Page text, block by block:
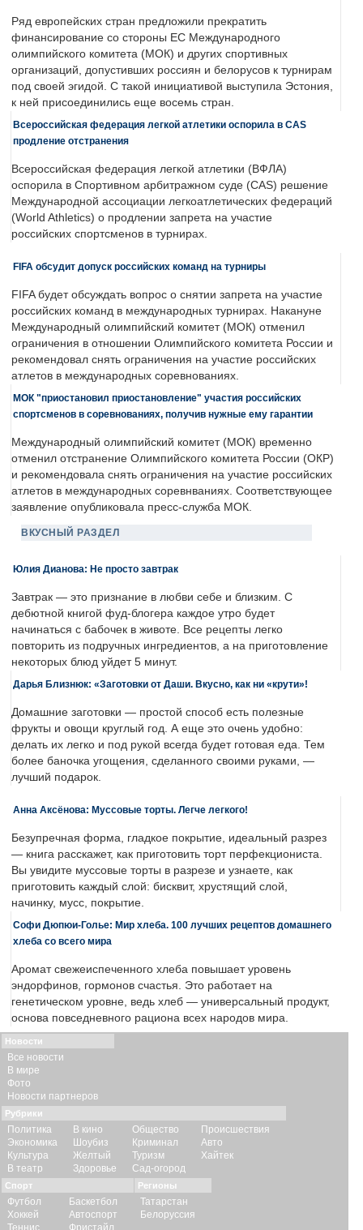
Ряд европейских стран предложили прекратить
финансирование со стороны ЕС Международного
олимпийского комитета (МОК) и других спортивных
организаций, допустивших россиян и белорусов к турнирам
под своей эгидой. С такой инициативой выступила Эстония,
к ней присоединились еще восемь стран.
Всероссийская федерация легкой атлетики оспорила в CAS
продление отстранения
Всероссийская федерация легкой атлетики (ВФЛА)
оспорила в Спортивном арбитражном суде (CAS) решение
Международной ассоциации легкоатлетических федераций
(World Athletics) о продлении запрета на участие
российских спортсменов в турнирах.
FIFA обсудит допуск российских команд на турниры
FIFA будет обсуждать вопрос о снятии запрета на участие
российских команд в международных турнирах. Накануне
Международный олимпийский комитет (МОК) отменил
ограничения в отношении Олимпийского комитета России и
рекомендовал снять ограничения на участие российских
атлетов в международных соревнованиях.
МОК "приостановил приостановление" участия российских
спортсменов в соревнованиях, получив нужные ему гарантии
Международный олимпийский комитет (МОК) временно
отменил отстранение Олимпийского комитета России (ОКР)
и рекомендовала снять ограничения на участие российских
атлетов в международных соревнваниях. Соответствующее
заявление опубликовала пресс-служба МОК.
ВКУСНЫЙ РАЗДЕЛ
Юлия Дианова: Не просто завтрак
Завтрак — это признание в любви себе и близким. С
дебютной книгой фуд-блогера каждое утро будет
начинаться с бабочек в животе. Все рецепты легко
повторить из подручных ингредиентов, а на приготовление
некоторых блюд уйдет 5 минут.
Дарья Близнюк: «Заготовки от Даши. Вкусно, как ни «крути»!
Домашние заготовки — простой способ есть полезные
фрукты и овощи круглый год. А еще это очень удобно:
делать их легко и под рукой всегда будет готовая еда. Тем
более баночка угощения, сделанного своими руками, —
лучший подарок.
Анна Аксёнова: Муссовые торты. Легче легкого!
Безупречная форма, гладкое покрытие, идеальный разрез
— книга расскажет, как приготовить торт перфекциониста.
Вы увидите муссовые торты в разрезе и узнаете, как
приготовить каждый слой: бисквит, хрустящий слой,
начинку, мусс, покрытие.
Софи Дюпюи-Голье: Мир хлеба. 100 лучших рецептов домашнего
хлеба со всего мира
Аромат свежеиспеченного хлеба повышает уровень
эндорфинов, гормонов счастья. Это работает на
генетическом уровне, ведь хлеб — универсальный продукт,
основа повседневного рациона всех народов мира.
Новости
Все новости
В мире
Фото
Новости партнеров
Рубрики
Политика
Экономика
Культура
В театр
В кино
Шоубиз
Желтый
Здоровье
Общество
Криминал
Туризм
Сад-огород
Происшествия
Авто
Хайтек
Спорт
Футбол
Хоккей
Баскетбол
Автоспорт
Регионы
Татарстан
Белоруссия